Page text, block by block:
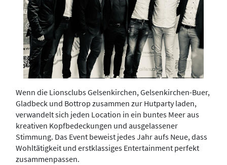
Wenn die Lionsclubs Gelsenkirchen, Gelsenkirchen-Buer,
Gladbeck und Bottrop zusammen zur Hutparty laden,
verwandelt sich jeden Location in ein buntes Meer aus
kreativen Kopfbedeckungen und ausgelassener
Stimmung. Das Event beweist jedes Jahr aufs Neue, dass
Wohltätigkeit und erstklassiges Entertainment perfekt
zusammenpassen.